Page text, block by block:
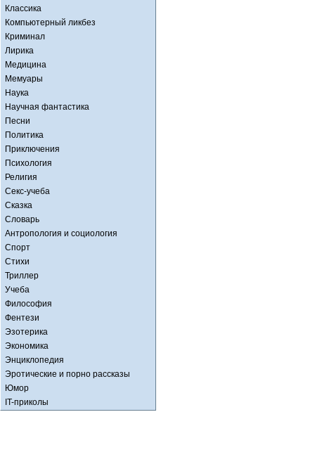
Классика
Компьютерный ликбез
Криминал
Лирика
Медицина
Мемуары
Наука
Научная фантастика
Песни
Политика
Приключения
Психология
Религия
Секс-учеба
Сказка
Словарь
Антропология и социология
Спорт
Стихи
Триллер
Учеба
Философия
Фентези
Эзотерика
Экономика
Энциклопедия
Эротические и порно рассказы
Юмор
IT-приколы